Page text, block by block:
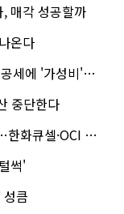
매각 성공할까
온다
'가성비'로 맞불
중단한다
셀·OCI 영향은?
썩'
큼